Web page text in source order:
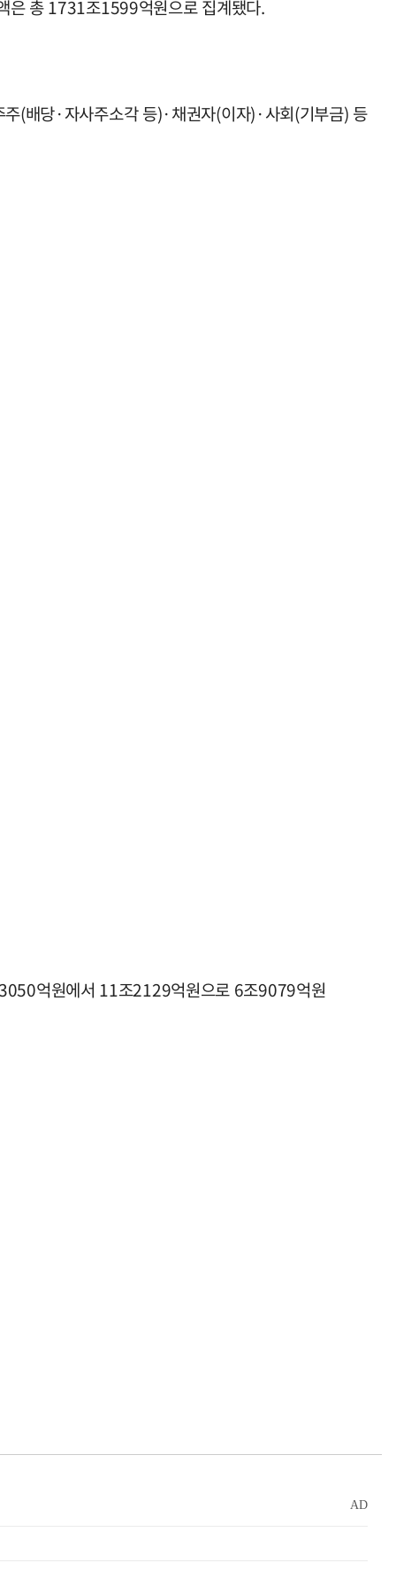
은 총 1731조1599억원으로 집계됐다.
(배당·자사주소각 등)·채권자(이자)·사회(기부금) 등
억원에서 11조2129억원으로 6조9079억원